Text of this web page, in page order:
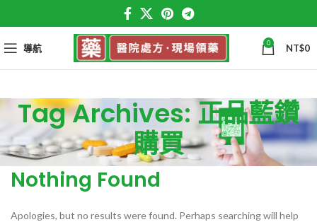
導航 0 NT$0
Tag Archives: 正品藍鑽
購買
Nothing Found
Apologies, but no results were found. Perhaps searching will help